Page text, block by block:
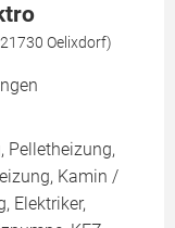
Oelixdorf)
Pelletheizung,
Kamin /
Elektriker,